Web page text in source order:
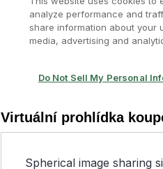
Virtuální prohlídka